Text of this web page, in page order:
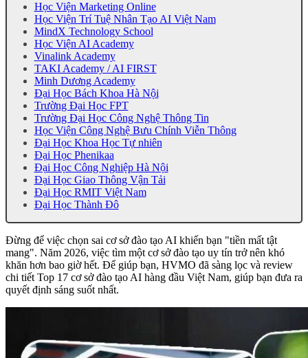
Học Viện Marketing Online
Học Viện Trí Tuệ Nhân Tạo AI Việt Nam
MindX Technology School
Học Viện AI Academy
Vinalink Academy
TAKI Academy / AI FIRST
Minh Dương Academy
Đại Học Bách Khoa Hà Nội
Trường Đại Học FPT
Trường Đại Học Công Nghệ Thông Tin
Học Viện Công Nghệ Bưu Chính Viễn Thông
Đại Học Khoa Học Tự nhiên
Đại Học Phenikaa
Đại Học Công Nghiệp Hà Nội
Đại Học Giao Thông Vận Tải
Đại Học RMIT Việt Nam
Đại Học Thành Đô
Đừng để việc chọn sai cơ sở đào tạo AI khiến bạn "tiền mất tật
mang". Năm 2026, việc tìm một cơ sở đào tạo uy tín trở nên khó
khăn hơn bao giờ hết. Để giúp bạn, HVMO đã sàng lọc và review
chi tiết Top 17 cơ sở đào tạo AI hàng đầu Việt Nam, giúp bạn đưa ra
quyết định sáng suốt nhất.